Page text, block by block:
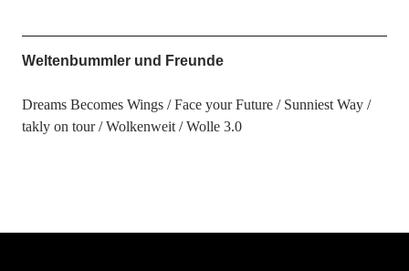
Weltenbummler und Freunde
Dreams Becomes Wings Face your Future
Sunniest Way
takly on tour
Wolkenweit Wolle 3.0